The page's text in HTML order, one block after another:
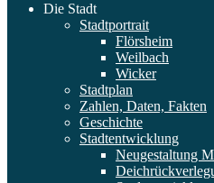
Die Stadt
Stadtportrait
Flörsheim
Weilbach
Wicker
Stadtplan
Zahlen, Daten, Fakten
Geschichte
Stadtentwicklung
Neugestaltung